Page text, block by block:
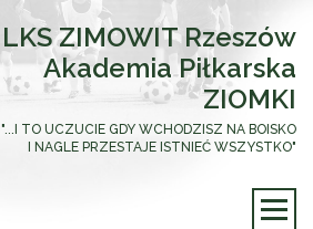
LKS ZIMOWIT Rzeszów
Akademia Piłkarska
ZIOMKI
"...I TO UCZUCIE GDY WCHODZISZ NA BOISKO
I NAGLE PRZESTAJE ISTNIEĆ WSZYSTKO"